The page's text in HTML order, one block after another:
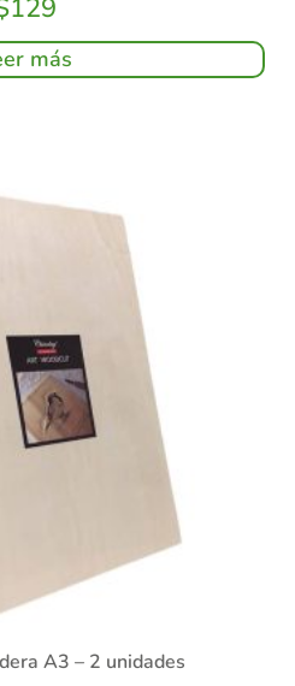
129
más
A3 – 2 unidades